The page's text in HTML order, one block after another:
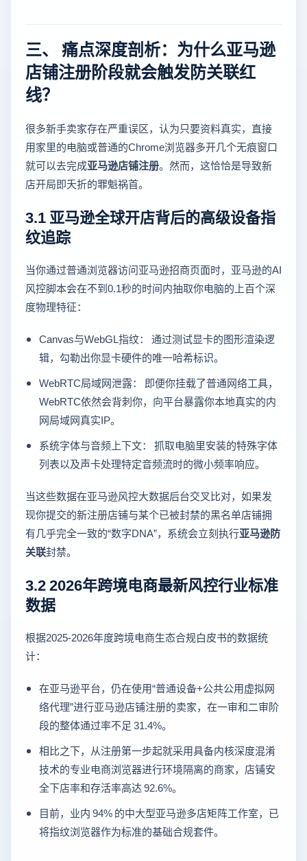
三、 痛点深度剖析：为什么亚马逊
店铺注册阶段就会触发防关联红
线？
很多新手卖家存在严重误区，认为只要资料真实，直接
用家里的电脑或普通的Chrome浏览器多开几个无痕窗口
就可以去完成亚马逊店铺注册。然而，这恰恰是导致新
店开局即夭折的罪魁祸首。
3.1 亚马逊全球开店背后的高级设备指
纹追踪
当你通过普通浏览器访问亚马逊招商页面时，亚马逊的AI
风控脚本会在不到0.1秒的时间内抽取你电脑的上百个深
度物理特征：
Canvas与WebGL指纹： 通过测试显卡的图形渲染逻
辑，勾勒出你显卡硬件的唯一哈希标识。
WebRTC局域网泄露： 即便你挂载了普通网络工具，
WebRTC依然会背刺你，向平台暴露你本地真实的内
网局域网真实IP。
系统字体与音频上下文： 抓取电脑里安装的特殊字体
列表以及声卡处理特定音频流时的微小频率响应。
当这些数据在亚马逊风控大数据后台交叉比对，如果发
现你提交的新注册店铺与某个已被封禁的黑名单店铺拥
有几乎完全一致的“数字DNA”，系统会立刻执行亚马逊防
关联封禁。
3.2 2026年跨境电商最新风控行业标准
数据
根据2025-2026年度跨境电商生态合规白皮书的数据统
计：
在亚马逊平台，仍在使用“普通设备+公共公用虚拟网
络代理”进行亚马逊店铺注册的卖家，在一审和二审阶
段的整体通过率不足 31.4%。
相比之下，从注册第一步起就采用具备内核深度混淆
技术的专业电商浏览器进行环境隔离的商家，店铺安
全下店率和存活率高达 92.6%。
目前，业内 94% 的中大型亚马逊多店矩阵工作室，已
将指纹浏览器作为标准的基础合规套件。